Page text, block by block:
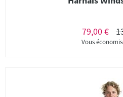
79,00 €
Vous